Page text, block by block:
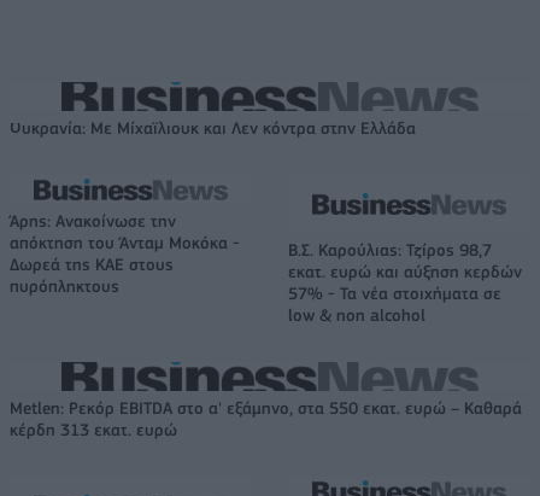
Ουκρανία: Με Μίχαϊλιουκ και Λεν κόντρα στην Ελλάδα
Άρης: Ανακοίνωσε την
απόκτηση του Άνταμ Μοκόκα -
Δωρεά της ΚΑΕ στους
πυρόπληκτους
Β.Σ. Καρούλιας: Τζίρος 98,7
εκατ. ευρώ και αύξηση κερδών
57% - Τα νέα στοιχήματα σε
low & non alcohol
Metlen: Ρεκόρ EBITDA στο α' εξάμηνο, στα 550 εκατ. ευρώ – Καθαρά
κέρδη 313 εκατ. ευρώ